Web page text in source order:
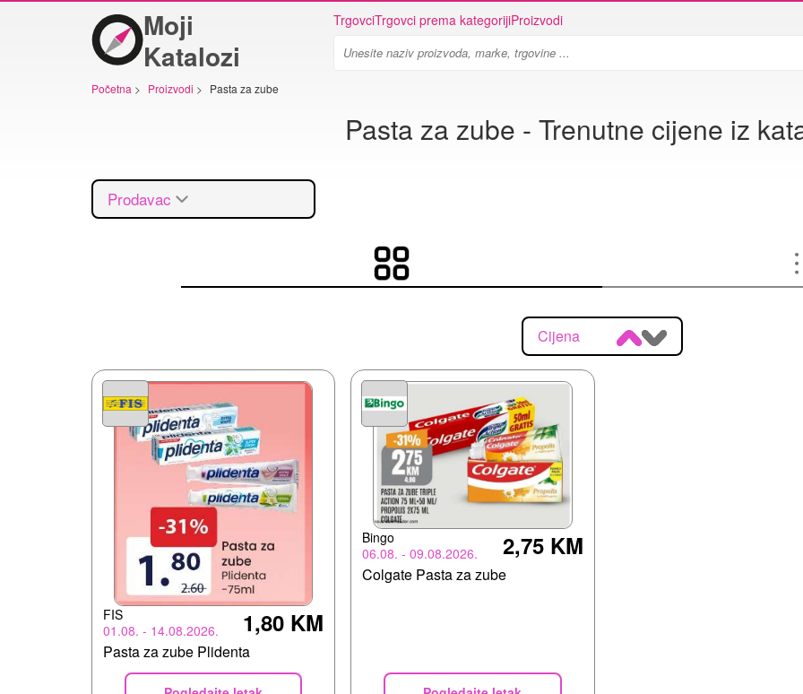
Moji
Katalozi
TrgovciTrgovci prema kategorijiProizvodi
Početna > Proizvodi > Pasta za zube
Pasta za zube - Trenutne cijene iz
Prodavac
Cijena
FIS
01.08. - 14.08.2026.
1,80 KM
Pasta za zube Plidenta
Bingo
06.08. - 09.08.2026.
2,75 KM
Colgate Pasta za zube